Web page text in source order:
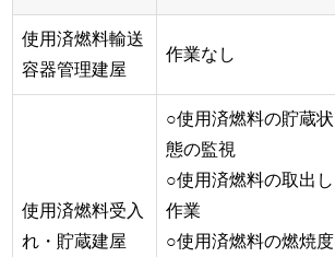
使用済燃料輸送
容器管理建屋
作業なし
使用済燃料受入
れ・貯蔵建屋
○使用済燃料の貯蔵状
態の監視
○使用済燃料の取出し
作業
○使用済燃料の燃焼度